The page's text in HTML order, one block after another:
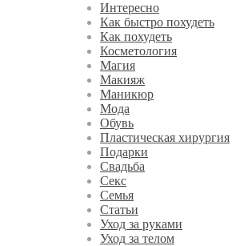
Интересно
Как быстро похудеть
Как похудеть
Косметология
Магия
Макияж
Маникюр
Мода
Обувь
Пластическая хирургия
Подарки
Свадьба
Секс
Семья
Статьи
Уход за руками
Уход за телом